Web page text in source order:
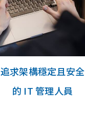
追求架構穩定且安全
的 IT 管理人員